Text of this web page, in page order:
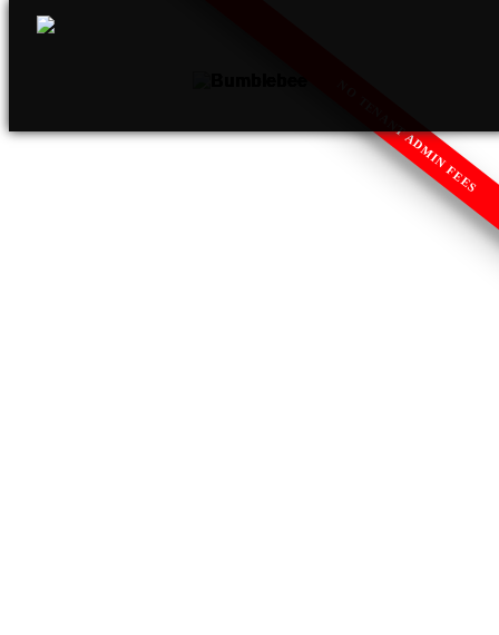
NO TENANT ADMIN FEES